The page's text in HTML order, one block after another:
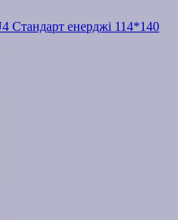
Стандарт енерджі 114*140